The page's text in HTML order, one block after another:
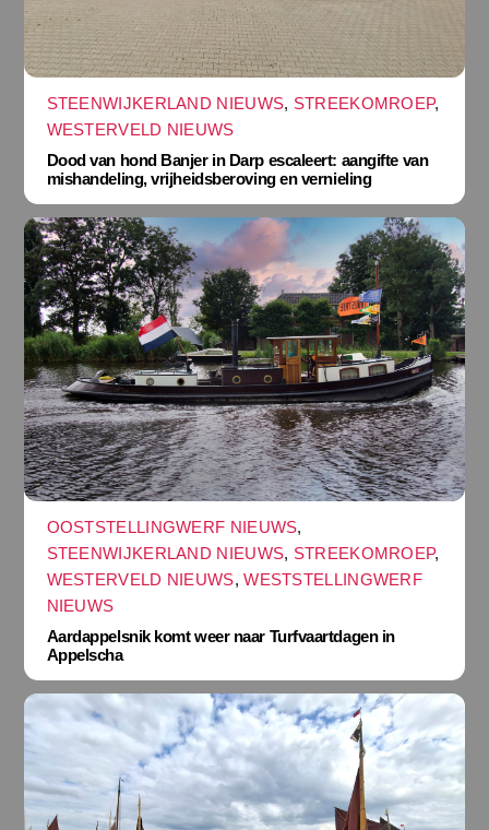
STEENWIJKERLAND NIEUWS, STREEKOMROEP,
WESTERVELD NIEUWS
Dood van hond Banjer in Darp escaleert: aangifte van
mishandeling, vrijheidsberoving en vernieling
OOSTSTELLINGWERF NIEUWS,
STEENWIJKERLAND NIEUWS, STREEKOMROEP,
WESTERVELD NIEUWS,WESTSTELLINGWERF
NIEUWS
Aardappelsnik komt weer naar Turfvaartdagen in
Appelscha